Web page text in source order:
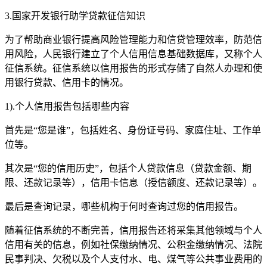
3.国家开发银行助学贷款征信知识
为了帮助商业银行提高风险管理能力和信贷管理效率，防范信
用风险，人民银行建立了个人信用信息基础数据库，又称个人
征信系统。征信系统以信用报告的形式存储了自然人办理和使
用银行贷款、信用卡的情况。
1).个人信用报告包括哪些内容
首先是“您是谁”，包括姓名、身份证号码、家庭住址、工作单
位等。
其次是“您的信用历史”，包括个人贷款信息（贷款金额、期
限、还款记录等），信用卡信息（授信额度、还款记录等）。
最后是查询记录，哪些机构于何时查询过您的信用报告。
随着征信系统的不断完善，信用报告还将采集其他领域与个人
信用有关的信息，例如社保缴纳情况、公积金缴纳情况、法院
民事判决、欠税以及个人支付水、电、煤气等公共事业费用的